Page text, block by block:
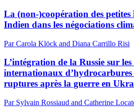
La (non-)coopération des petites
Indien dans les négociations
Par Carola Klöck and Diana Carrillo Risi
L’intégration de la Russie sur les
internationaux
ruptures après la guerre en
Par Sylvain Rossiaud and Catherine